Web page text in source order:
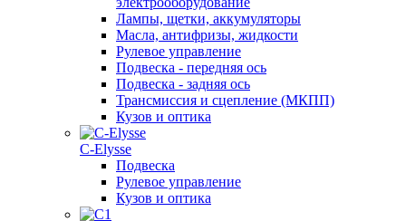
Лампы, щетки, аккумуляторы
Масла, антифризы, жидкости
Рулевое управление
Подвеска - передняя ось
Подвеска - задняя ось
Трансмиссия и сцепление (МКПП)
Кузов и оптика
C-Elysse
Подвеска
Рулевое управление
Кузов и оптика